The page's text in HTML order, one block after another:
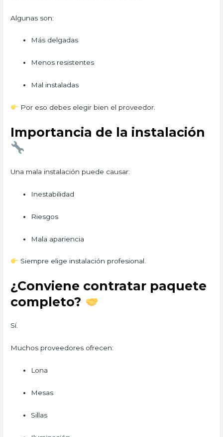
Algunas son:
Más delgadas
Menos resistentes
Mal instaladas
Por eso debes elegir bien el proveedor.
Importancia de la instalación
Una mala instalación puede causar:
Inestabilidad
Riesgos
Mala apariencia
Siempre elige instalación profesional.
¿Conviene contratar paquete
completo?
Sí.
Muchos proveedores ofrecen:
Lona
Mesas
Sillas